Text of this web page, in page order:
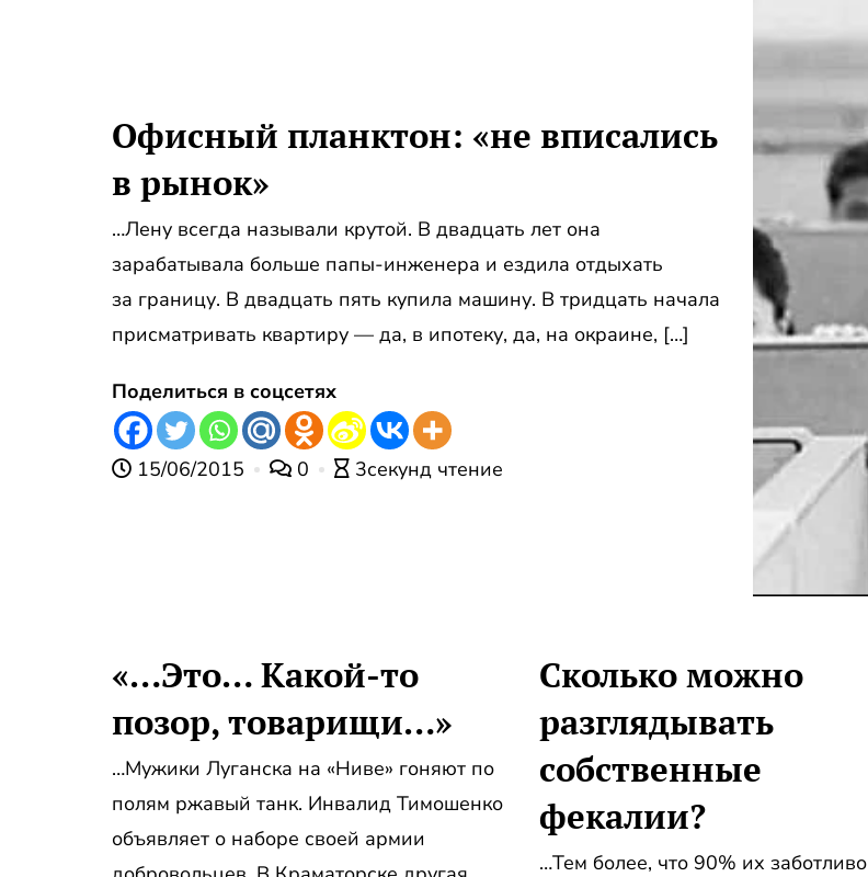
Офисный планктон: «не вписались
в рынок»
…Лену всегда называли крутой. В двадцать лет она
зарабатывала больше папы-инженера и ездила отдыхать
за границу. В двадцать пять купила машину. В тридцать начала
присматривать квартиру — да, в ипотеку, да, на окраине, […]
Поделиться в соцсетях
15/06/2015 0 3секунд чтение
«…Это… Какой-то
позор, товарищи…»
…Мужики Луганска на «Ниве» гоняют по
полям ржавый танк. Инвалид Тимошенко
объявляет о наборе своей армии
Сколько можно
разглядывать
собственные
фекалии?
…Тем более, что 90% их заботливо